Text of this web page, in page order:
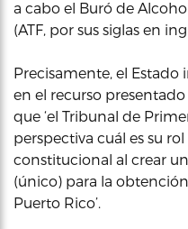
a cabo el Buró de
(ATF, por sus siglas en
Precisamente, el
en el recurso
que ‘el Tribunal de
perspectiva cuál es su
constitucional al crear
(único) para la
Puerto Rico’.